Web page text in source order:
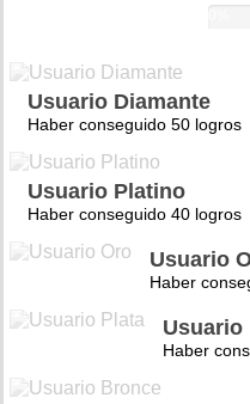
Usuario Diamante
Haber conseguido 50 logros
Usuario Platino
Haber conseguido 40 logros
Usuario
Haber
Usuario
Haber